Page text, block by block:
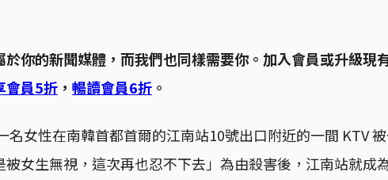
於你的新聞媒體，而我們也同樣需要你。加入會員或升級現
會員5折 ， 暢讀會員6折 。
名女性在南韓首都首爾的江南站10號出口附近的一間 KTV
被女生無視，這次再也忍不下去」為由殺害後，江南站就成